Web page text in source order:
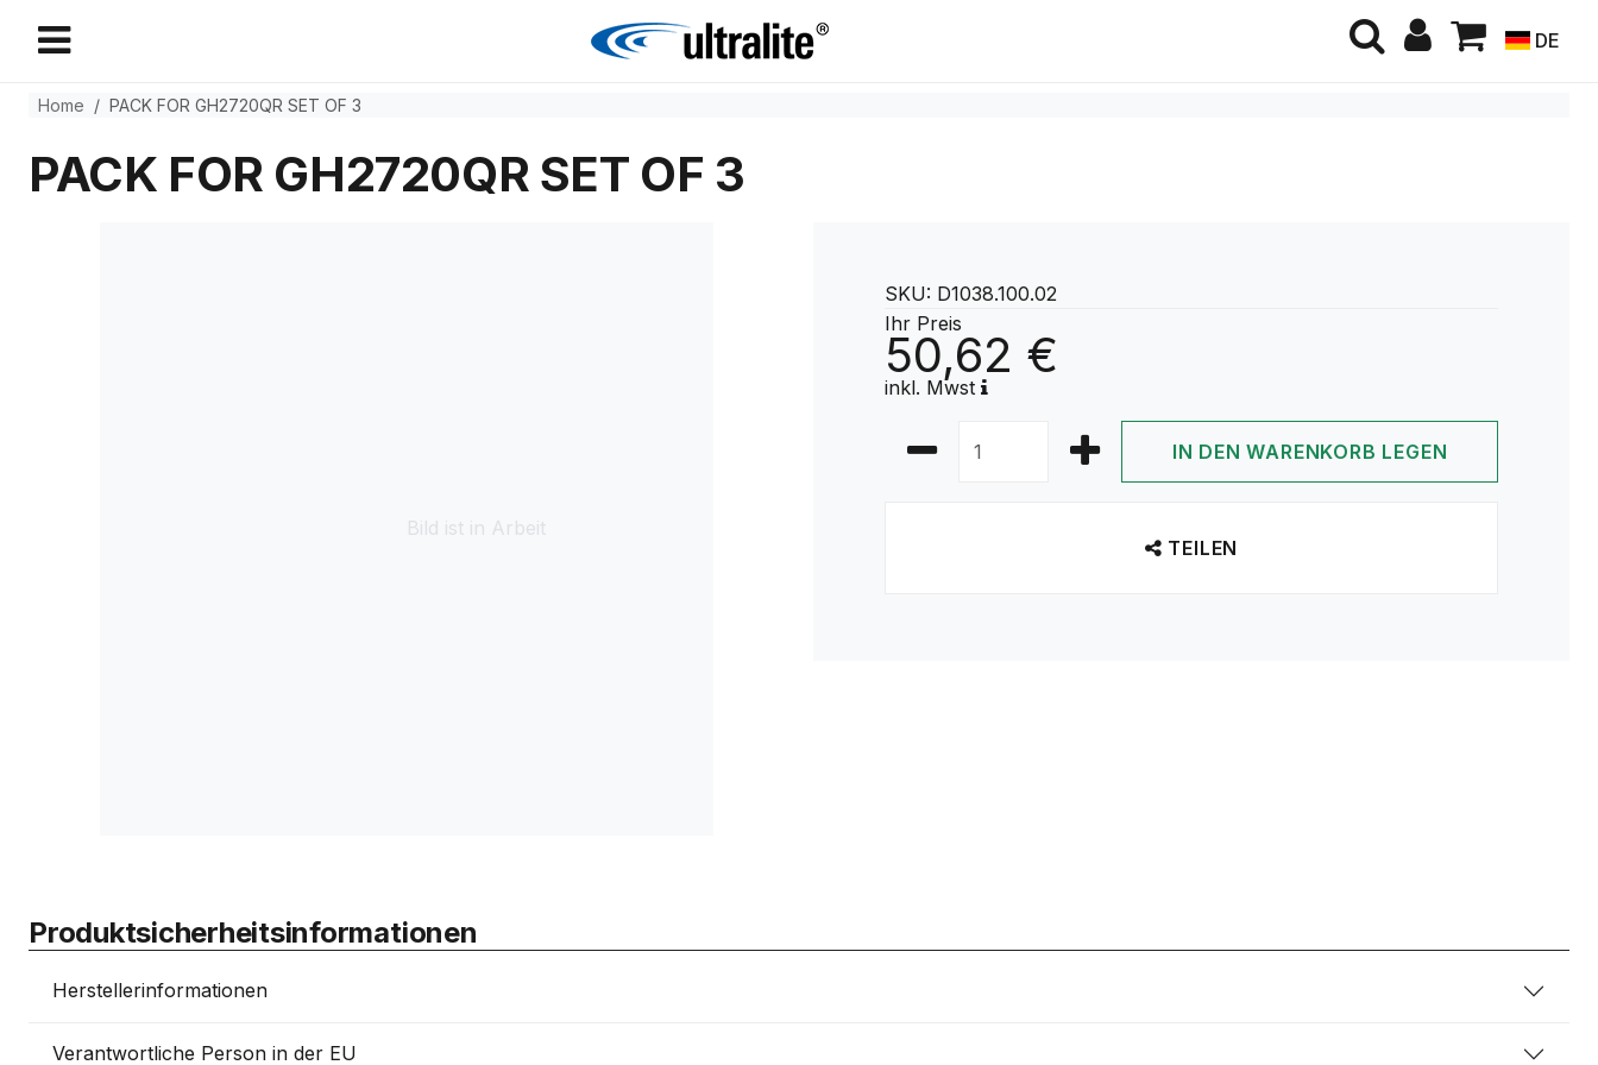
DE
Home PACK FOR GH2720QR SET OF 3
PACK FOR GH2720QR SET OF 3
Bild ist in Arbeit
SKU: D1038.100.02
Ihr Preis
50,62 €
inkl. Mwst
IN DEN WARENKORB LEGEN
TEILEN
Produktsicherheitsinformationen
Herstellerinformationen
Verantwortliche Person in der EU